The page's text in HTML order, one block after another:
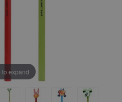
to expand